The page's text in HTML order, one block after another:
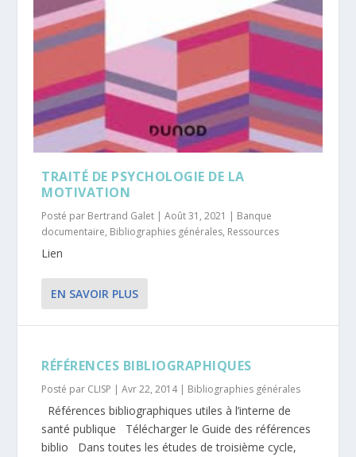
TRAITÉ DE PSYCHOLOGIE DE LA
MOTIVATION
Posté par Bertrand Galet |Août 31, 2021 | Banque
documentaire, Bibliographies générales, Ressources
Lien
EN SAVOIR PLUS
RÉFÉRENCES BIBLIOGRAPHIQUES
Posté par CLISP |Avr 22, 2014| Bibliographies générales
Références bibliographiques utiles à l’interne de
santé publique Télécharger le Guide des références
biblio Dans toutes les études de troisième cycle,